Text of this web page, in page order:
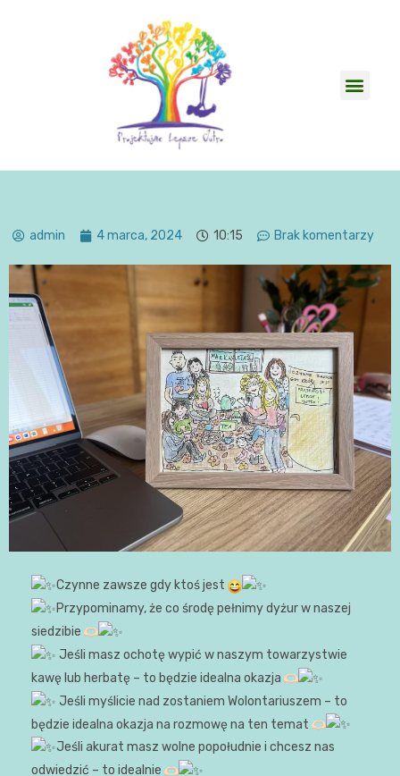
admin 4 marca, 2024 10:15 Brak komentarzy
Czynne zawsze gdy ktoś jest
Przypominamy, że co środę pełnimy dyżur w naszej
siedzibie
Jeśli masz ochotę wypić w naszym towarzystwie
kawę lub herbatę – to będzie idealna okazja
Jeśli myślicie nad zostaniem Wolontariuszem – to
będzie idealna okazja na rozmowę na ten temat
Jeśli akurat masz wolne popołudnie i chcesz nas
odwiedzić – to idealnie